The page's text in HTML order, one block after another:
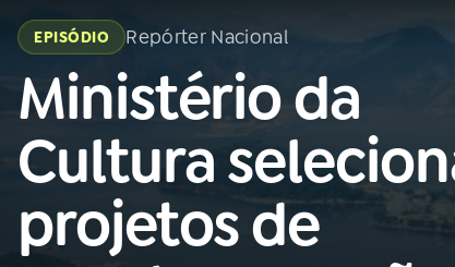
Buscar
na
Rádio
Nacional
01INÍCIO
na
Rádio
Nacional
EPISÓDIO Repórter Nacional
Ministério da
Cultura
projetos de